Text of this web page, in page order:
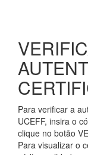
Para verificar a
UCEFF, insira o
clique no botão
Para visualizar o